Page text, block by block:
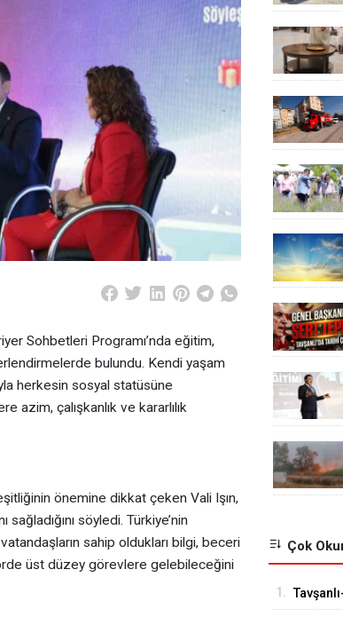
Sohbetleri Programı’nda eğitim,
bulundu. Kendi yaşam
herkesin sosyal statüsüne
azim, çalışkanlık ve kararlılık
önemine dikkat çeken Vali Işın,
söyledi. Türkiye’nin
sahip oldukları bilgi, beceri
üst düzey görevlere gelebileceğini
Çok
1.